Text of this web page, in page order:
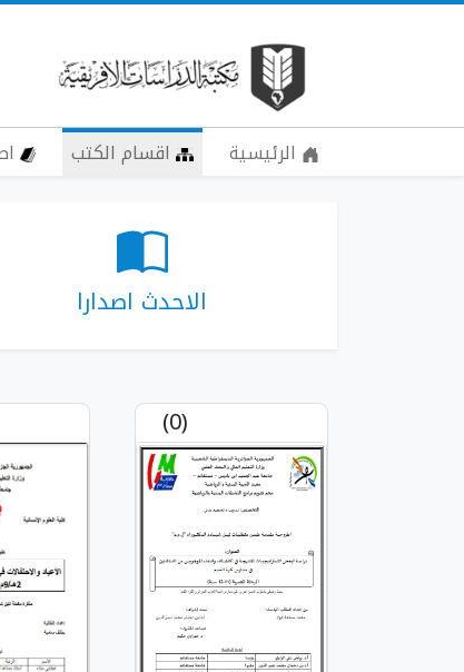
الرئيسية اقسام الكتب
الاحدث اصدارا
(0)